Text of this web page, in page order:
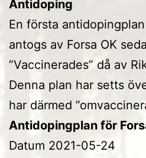
Antidoping
En första
antogs av Forsa OK
”Vaccinerades” då av
Denna plan har setts
har därmed
Antidopingplan för
Datum 2021-05-24